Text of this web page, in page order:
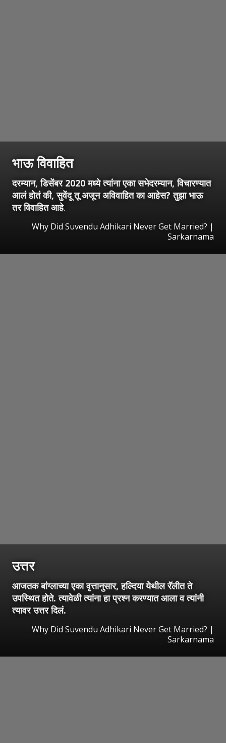
भाऊ विवाहित
दरम्यान, डिसेंबर 2020 मध्ये त्यांना एका सभेदरम्यान, विचारण्यात
आलं होतं की, सुवेंदू तू अजून अविवाहित का आहेस? तुझा भाऊ
तर विवाहित आहे.
Why Did Suvendu Adhikari Never Get Married? |
Sarkarnama
उत्तर
आजतक बांग्लाच्या एका वृत्तानुसार, हल्दिया येथील रॅलीत ते
उपस्थित होते. त्यावेळी त्यांना हा प्रश्न करण्यात आला व त्यांनी
त्यावर उत्तर दिलं.
Why Did Suvendu Adhikari Never Get Married? |
Sarkarnama